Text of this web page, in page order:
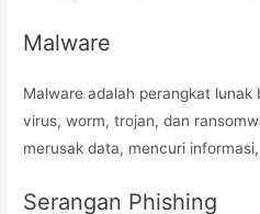
Malware
Malware adalah perangkat
virus, worm, trojan, dan
merusak data, mencuri
Serangan Phishing